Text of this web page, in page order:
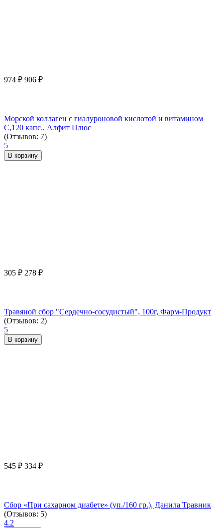
974 ₽ 906 ₽
Морской коллаген с гиалуроновой кислотой и витамином
С,120 капс., Алфит Плюс
(Отзывов: 7)
5
В корзину
305 ₽ 278 ₽
Травяной сбор "Сердечно-сосудистый", 100г, Фарм-Продукт
(Отзывов: 2)
5
В корзину
545 ₽ 334 ₽
Сбор «При сахарном диабете» (уп./160 гр.), Данила Травник
(Отзывов: 5)
4.2